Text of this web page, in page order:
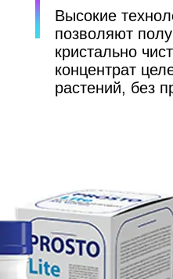
Высокие
позволяют
кристально
концентрат
растений, без